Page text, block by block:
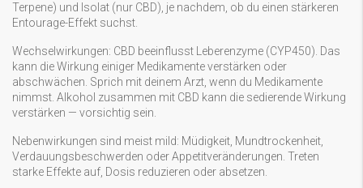
Terpene) und Isolat (nur CBD), je nachdem, ob du einen stärkeren
Entourage-Effekt suchst.
Wechselwirkungen: CBD beeinflusst Leberenzyme (CYP450). Das
kann die Wirkung einiger Medikamente verstärken oder
abschwächen. Sprich mit deinem Arzt, wenn du Medikamente
nimmst. Alkohol zusammen mit CBD kann die sedierende Wirkung
verstärken — vorsichtig sein.
Nebenwirkungen sind meist mild: Müdigkeit, Mundtrockenheit,
Verdauungsbeschwerden oder Appetitveränderungen. Treten
starke Effekte auf, Dosis reduzieren oder absetzen.